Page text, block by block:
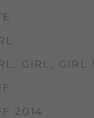
GIRL, GIRL !
2014